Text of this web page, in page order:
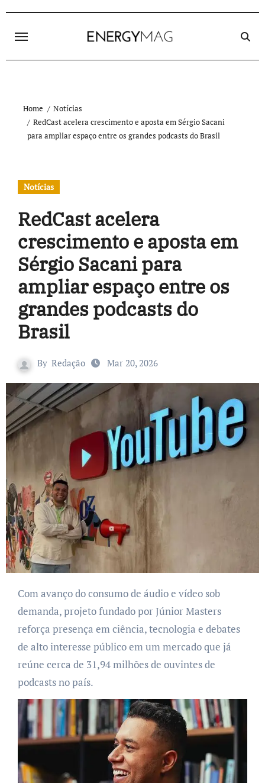
content
Home
Notícias
RedCast acelera crescimento e aposta em Sérgio Sacani
para ampliar espaço entre os grandes podcasts do Brasil
Notícias
RedCast acelera
crescimento e aposta em
Sérgio Sacani para
ampliar espaço entre os
grandes podcasts do
Brasil
By Redação Mar 20, 2026
Com avanço do consumo de áudio e vídeo sob
demanda, projeto fundado por Júnior Masters
reforça presença em ciência, tecnologia e debates
de alto interesse público em um mercado que já
reúne cerca de 31,94 milhões de ouvintes de
podcasts no país.